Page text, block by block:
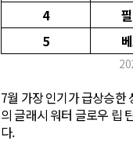
4
5
7월 가장 인기가 급상승한
의 글래시 워터 글로우 립
다.